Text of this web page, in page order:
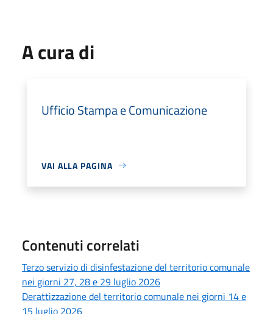
A cura di
Ufficio Stampa e Comunicazione
VAI ALLA PAGINA
Contenuti correlati
Terzo servizio di disinfestazione del territorio comunale
nei giorni 27, 28 e 29 luglio 2026
Derattizzazione del territorio comunale nei giorni 14 e
15 luglio 2026